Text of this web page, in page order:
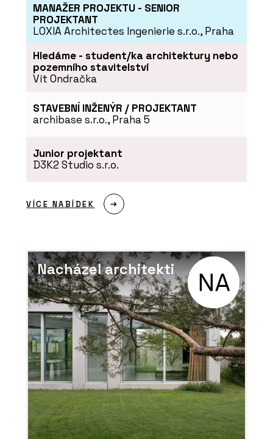
Modulární úložné systémy LINK -
BeOak by Javorina
MANAŽER PROJEKTU - SENIOR
PROJEKTANT
LOXIA Architectes Ingenierie s.r.o., Praha
Hledáme - student/ka architektury nebo
pozemního stavitelství
Vít Ondračka
STAVEBNÍ INŽENÝR / PROJEKTANT
archibase s.r.o., Praha 5
Junior projektant
D3K2 Studio s.r.o.
VÍCE NABÍDEK
Nacházel architekti